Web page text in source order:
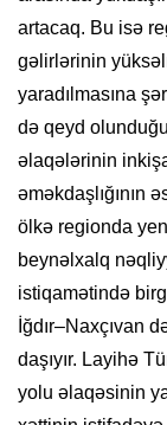
artacaq. Bu isə
gəlirlərinin
yaradılmasına
də qeyd
əlaqələrinin
əməkdaşlığının
ölkə regionda
beynəlxalq
istiqamətində
İğdır–Naxçıvan
daşıyır. Layihə
yolu əlaqəsinin